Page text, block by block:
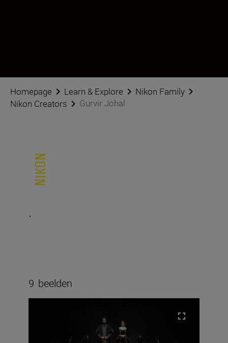
Homepage Learn & Explore
Nikon Family
Nikon Creators
Gurvir Johal
.
9 beelden